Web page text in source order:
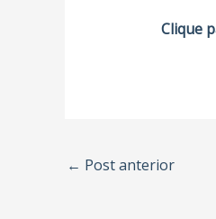
Clique
← Post anterior